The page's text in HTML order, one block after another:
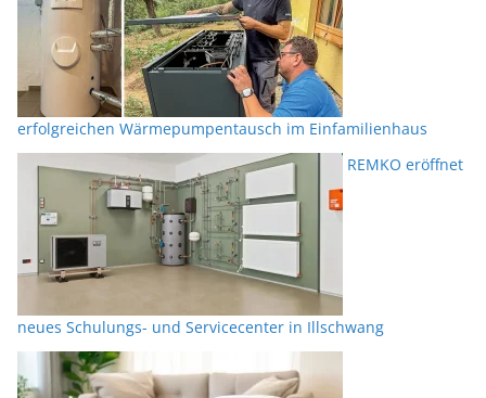
erfolgreichen Wärmepumpentausch im Einfamilienhaus
REMKO eröffnet
neues Schulungs- und Servicecenter in Illschwang